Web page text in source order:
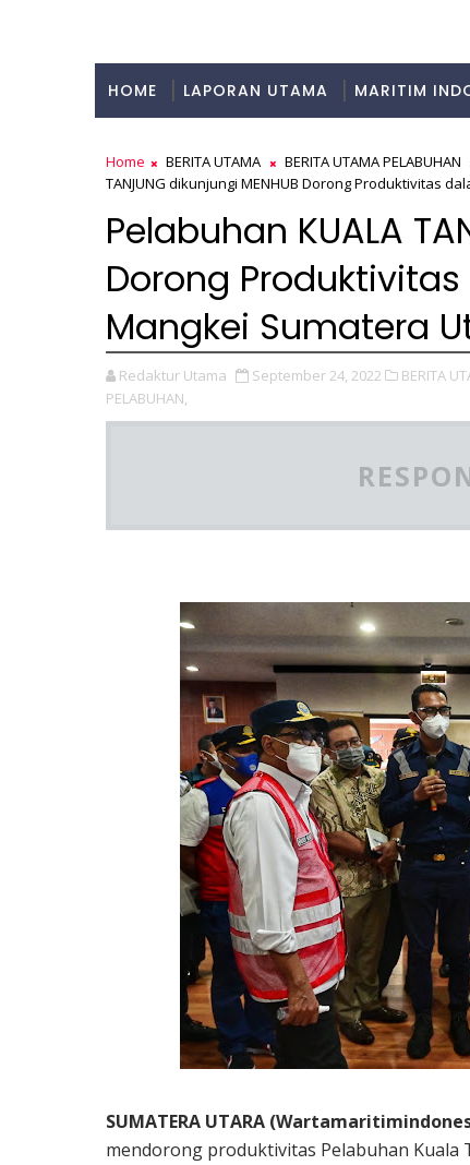
HOME LAPORAN UTAMA MARITIM
Home BERITA UTAMA BERITA UTAMA PELABUHAN
TANJUNG dikunjungi MENHUB Dorong Produktivitas
Pelabuhan KUALA
Dorong
Mangkei Sumatera
Redaktur Utama September 24, 2022 BERITA
PELABUHAN,
SUMATERA UTARA
mendorong produktivitas Pelabuhan Kuala